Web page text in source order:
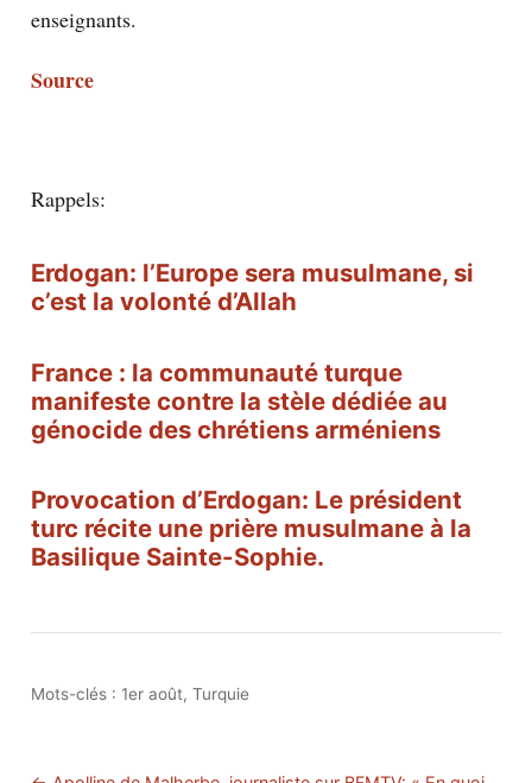
enseignants.
Source
Rappels:
Erdogan: l’Europe sera musulmane, si
c’est la volonté d’Allah
France : la communauté turque
manifeste contre la stèle dédiée au
génocide des chrétiens arméniens
Provocation d’Erdogan: Le président
turc récite une prière musulmane à la
Basilique Sainte-Sophie.
Mots-clés : 1er août, Turquie